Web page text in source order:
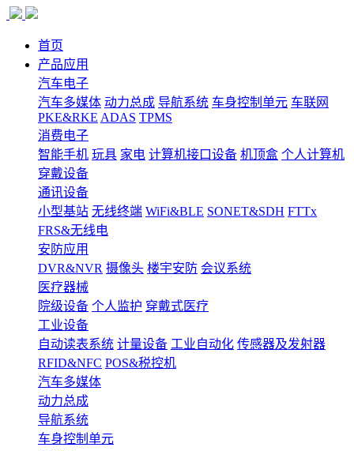
首页
产品应用
汽车电子
汽车多媒体 动力总成 导航系统 车身控制单元 车联网
PKE&RKE ADAS TPMS
消费电子
智能手机 玩具 家电 计算机接口设备 机顶盒 个人计算机
穿戴设备
通讯设备
小型基站 无线终端 WiFi&BLE SONET&SDH FTTx
FRS&无线电
安防应用
DVR&NVR 摄像头 楼宇安防 会议系统
医疗器械
院级设备 个人监护 穿戴式医疗
工业设备
自动读表系统 计量设备 工业自动化 传感器及发射器
RFID&NFC POS&税控机
汽车多媒体
动力总成
导航系统
车身控制单元